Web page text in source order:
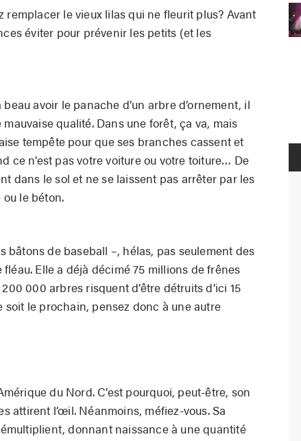
remplacer le vieux lilas qui ne fleurit plus? Avant
éviter pour prévenir les petits (et les
avoir le panache d’un arbre d’ornement, il
qualité. Dans une forêt, ça va, mais
tempête pour que ses branches cassent et
ce n’est pasvotre voiture ou votre toiture… De
dans le sol et ne se laissent pas arrêter par les
ou le béton.
bâtons de baseball –, hélas, pas seulement des
Elle a déjà décimé 75 millions de frênes
000 arbres risquent d’être détruits d’ici 15
soit le prochain, pensez donc à une autre
du Nord. C’est pourquoi, peut-être, son
attirent l’œil. Néanmoins, méfiez-vous. Sa
donnant naissance à une quantité